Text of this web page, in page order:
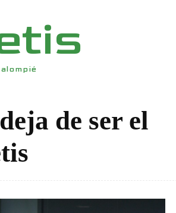
de ser el